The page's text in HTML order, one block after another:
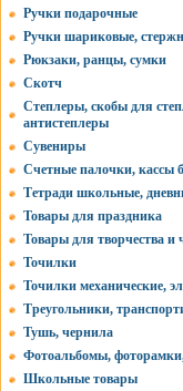
Ручки подарочные
Ручки шариковые,
Рюкзаки, ранцы, сумки
Скотч
Степлеры, скобы для
антистеплеры
Сувениры
Счетные палочки, кассы
Тетради школьные,
Товары для праздника
Товары для творчества и
Точилки
Точилки механические,
Треугольники,
Тушь, чернила
Фотоальбомы,
Школьные товары